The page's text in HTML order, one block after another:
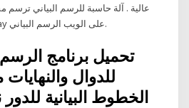
فوراً. Mathway. زر Mathway على الويب الرسم البياني.
تحميل برنامج
للدوال
الخطوط البيانية للدور